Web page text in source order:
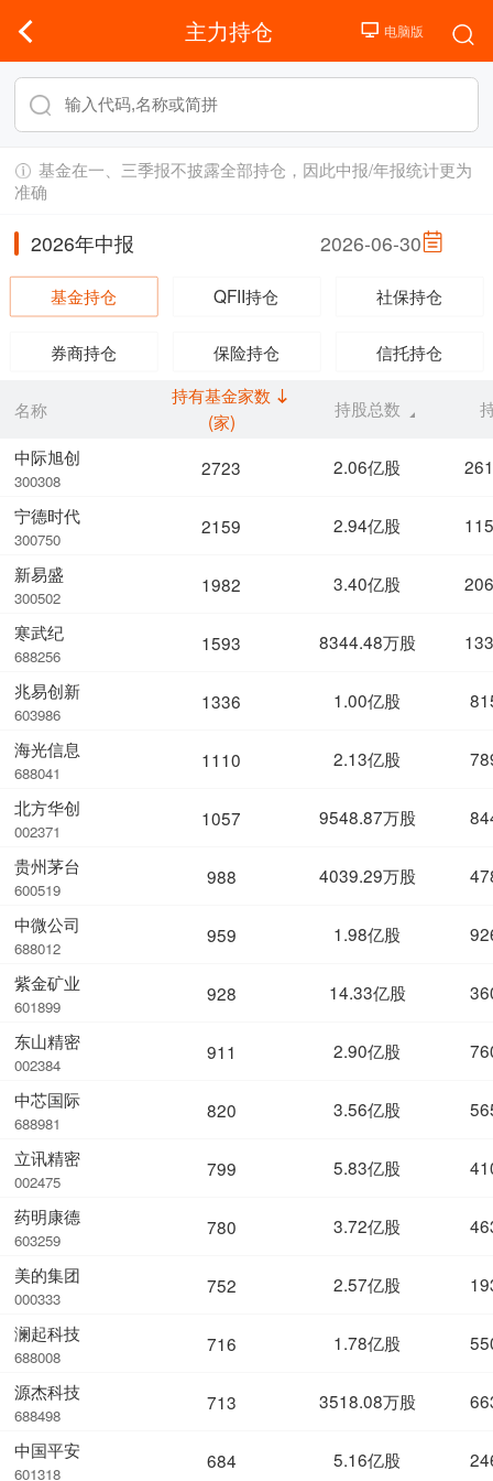
主力持仓
基金在一、三季报不披露全部持仓，因此中报/年报统计更为
准确
2026年中报 2026-06-30
基金持仓 QFII持仓 社保持仓
券商持仓 保险持仓 信托持仓
名称
中际旭创
300308
宁德时代
300750
新易盛
300502
寒武纪
688256
兆易创新
603986
海光信息
688041
北方华创
002371
贵州茅台
600519
中微公司
688012
紫金矿业
601899
东山精密
002384
中芯国际
688981
立讯精密
002475
药明康德
603259
美的集团
000333
澜起科技
688008
源杰科技
688498
中国平安
601318
持有基金家数
(家)
持股总数
2723 2.06亿股
2159 2.94亿股
1982 3.40亿股
1593 8344.48万股
1336 1.00亿股
1110 2.13亿股
1057 9548.87万股
988 4039.29万股
959 1.98亿股
928 14.33亿股
911 2.90亿股
820 3.56亿股
799 5.83亿股
780 3.72亿股
752 2.57亿股
716 1.78亿股
713 3518.08万股
684 5.16亿股